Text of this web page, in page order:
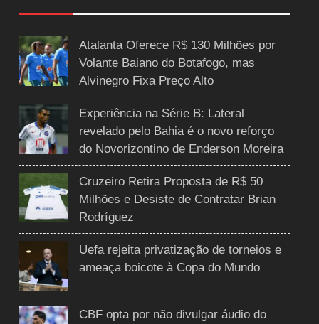
Atalanta Oferece R$ 130 Milhões por
Volante Baiano do Botafogo, mas
Alvinegro Fixa Preço Alto
Experiência na Série B: Lateral
revelado pelo Bahia é o novo reforço
do Novorizontino de Enderson Moreira
Cruzeiro Retira Proposta de R$ 50
Milhões e Desiste de Contratar Brian
Rodríguez
Uefa rejeita privatização de torneios e
ameaça boicote à Copa do Mundo
CBF opta por não divulgar áudio do